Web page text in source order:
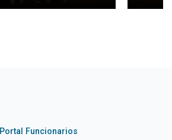
Portal Funcionarios